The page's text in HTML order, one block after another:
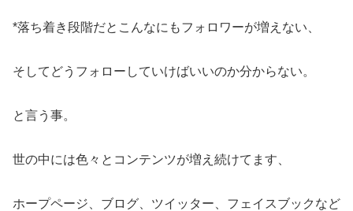
*落ち着き段階だとこんなにもフォロワーが増えない、
そしてどうフォローしていけばいいのか分からない。
と言う事。
世の中には色々とコンテンツが増え続けてます、
ホープページ、ブログ、ツイッター、フェイスブックなど